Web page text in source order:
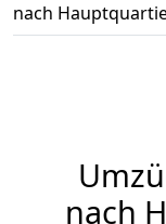
nach
nach